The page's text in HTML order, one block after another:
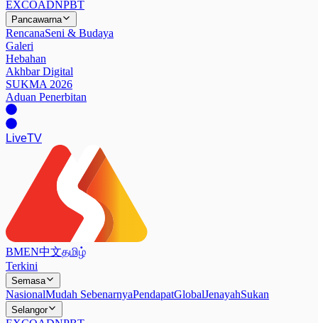
EXCOADNPBT
Pancawarna
RencanaSeni & Budaya
Galeri
Hebahan
Akhbar Digital
SUKMA 2026
Aduan Penerbitan
LiveTV
BMEN中文தமிழ்
Terkini
Semasa
NasionalMudah SebenarnyaPendapatGlobalJenayahSukan
Selangor